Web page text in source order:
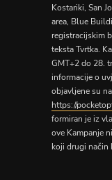
Kostariki, San
area, Blue
registracijskim
teksta Tvrtka.
GMT+2 do 28.
informacije o
objavljene su
https://
formiran je iz
ove Kampanje
koji drugi način